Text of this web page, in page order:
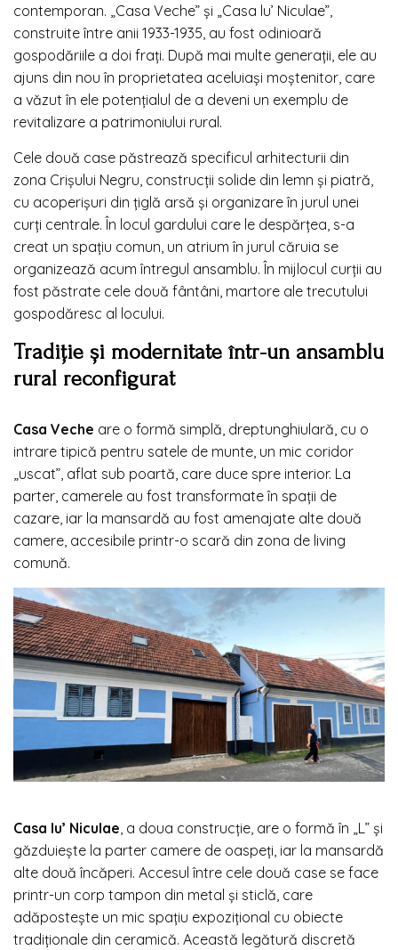
contemporan. „Casa Veche” și „Casa lu’ Niculae”,
construite între anii 1933-1935, au fost odinioară
gospodăriile a doi frați. După mai multe generații, ele au
ajuns din nou în proprietatea aceluiași moștenitor, care
a văzut în ele potențialul de a deveni un exemplu de
revitalizare a patrimoniului rural.
Cele două case păstrează specificul arhitecturii din
zona Crișului Negru, construcții solide din lemn și piatră,
cu acoperișuri din țiglă arsă și organizare în jurul unei
curți centrale. În locul gardului care le despărțea, s-a
creat un spațiu comun, un atrium în jurul căruia se
organizează acum întregul ansamblu. În mijlocul curții au
fost păstrate cele două fântâni, martore ale trecutului
gospodăresc al locului.
Tradiție și modernitate într-un ansamblu
rural reconfigurat
Casa Veche are o formă simplă, dreptunghiulară, cu o
intrare tipică pentru satele de munte, un mic coridor
„uscat”, aflat sub poartă, care duce spre interior. La
parter, camerele au fost transformate în spații de
cazare, iar la mansardă au fost amenajate alte două
camere, accesibile printr-o scară din zona de living
comună.
Casa lu’ Niculae , a doua construcție, are o formă în „L” și
găzduiește la parter camere de oaspeți, iar la mansardă
alte două încăperi. Accesul între cele două case se face
printr-un corp tampon din metal și sticlă, care
adăpostește un mic spațiu expozițional cu obiecte
tradiționale din ceramică. Această legătură discretă